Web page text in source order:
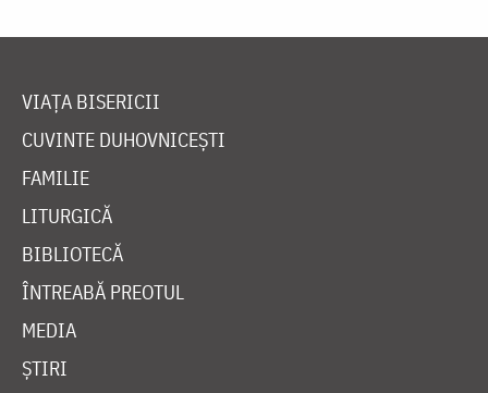
VIAȚA BISERICII
CUVINTE DUHOVNICEȘTI
FAMILIE
LITURGICĂ
BIBLIOTECĂ
ÎNTREABĂ PREOTUL
MEDIA
ȘTIRI